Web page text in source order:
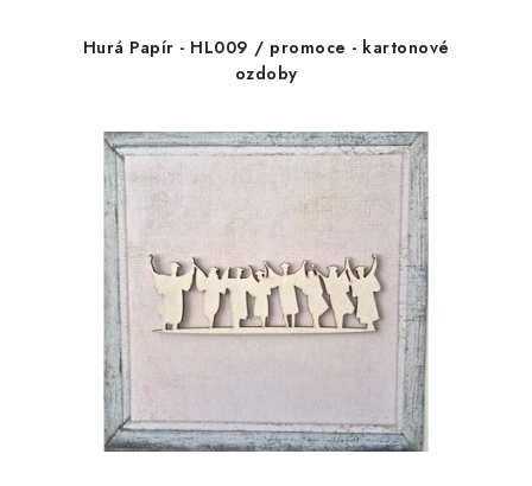
Hurá Papír - HL009 / promoce - kartonové
ozdoby